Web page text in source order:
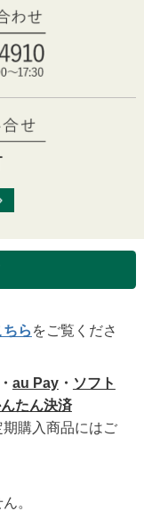
ちら をご覧くださ
au Pay・ ソフト
たん決済
購入商品にはご
。